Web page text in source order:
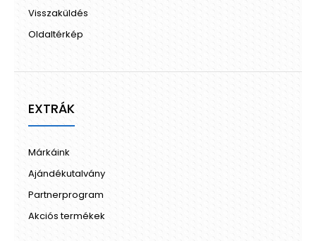
Visszaküldés
Oldaltérkép
EXTRÁK
Márkáink
Ajándékutalvány
Partnerprogram
Akciós termékek